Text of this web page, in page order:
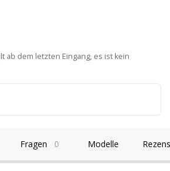
ab dem letzten Eingang, es ist kein
Fragen 0 Modelle